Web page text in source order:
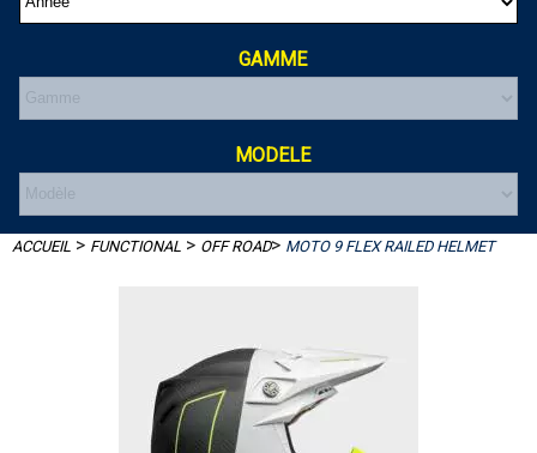
GAMME
MODELE
ACCUEIL > FUNCTIONAL > OFF ROAD> MOTO 9 FLEX RAILED HELMET